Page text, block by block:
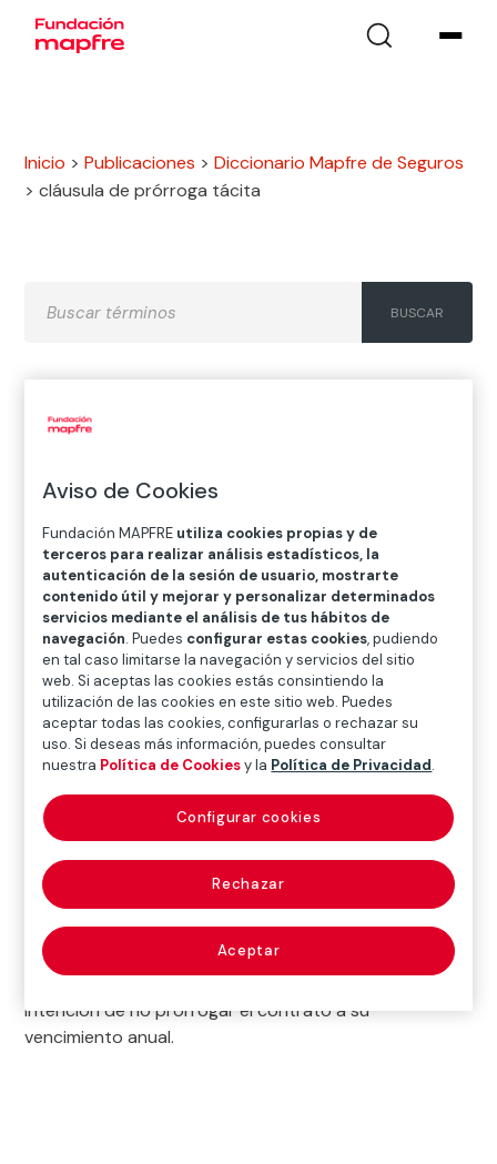
Inicio >Publicaciones >Diccionario Mapfre de Seguros
>cláusula de prórroga tácita
A
V
W X Y Z
Diccionario de seguros
cláusula de
prórroga tácita
(tacit renewal
clause)
En seguro marítimo, aquella en virtud de la cual las
garantías de la póliza se prorrogan automáticamente,
intención de no prorrogar el contrato a su
vencimiento anual.
Aviso de Cookies
Fundación MAPFRE utiliza cookies propias y de
terceros para realizar análisis estadísticos, la
autenticación de la sesión de usuario, mostrarte
contenido útil y mejorar y personalizar determinados
servicios mediante el análisis de tus hábitos de
navegación. Puedes configurar estas cookies, pudiendo
en tal caso limitarse la navegación y servicios del sitio
web. Si aceptas las cookies estás consintiendo la
utilización de las cookies en este sitio web. Puedes
aceptar todas las cookies, configurarlas o rechazar su
uso. Si deseas más información, puedes consultar
nuestra Política de Cookiesy la Política de Privacidad.
Rechazar
Aceptar
Configurar cookies